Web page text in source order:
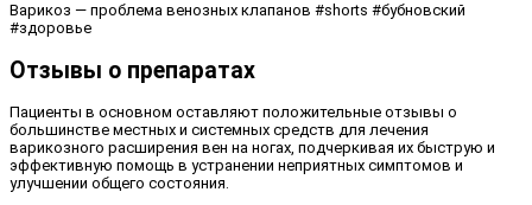
Варикоз — проблема венозных клапанов #shorts #бубновский
#здоровье
Отзывы о препаратах
Пациенты в основном оставляют положительные отзывы о
большинстве местных и системных средств для лечения
варикозного расширения вен на ногах, подчеркивая их быструю и
эффективную помощь в устранении неприятных симптомов и
улучшении общего состояния.